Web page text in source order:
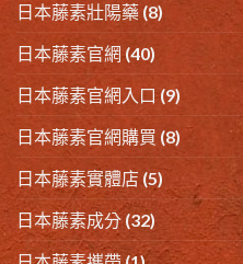
日本藤素壯陽藥 (8)
日本藤素官網(40)
日本藤素官網入口(9)
日本藤素官網購買 (8)
日本藤素實體店 (5)
日本藤素成分 (32)